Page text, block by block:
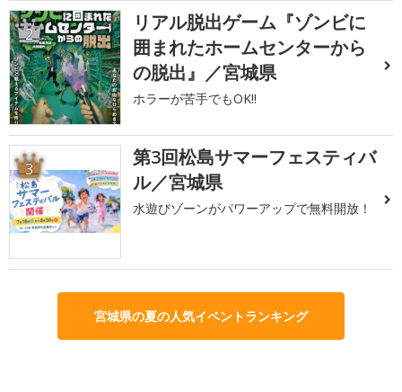
2
リアル脱出ゲーム『ゾンビに
囲まれたホームセンターから
の脱出』／宮城県
ホラーが苦手でもOK!!
3
第3回松島サマーフェスティバ
ル／宮城県
水遊びゾーンがパワーアップで無料開放！
宮城県の夏の人気イベントランキング